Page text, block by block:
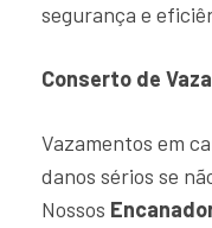
segurança e
Conserto de
Vazamentos em
danos sérios se
Nossos